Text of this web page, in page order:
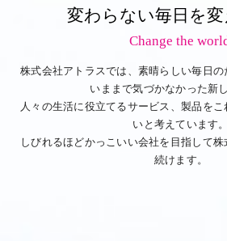
変わらない毎日を変
Change the
株式会社アトラスでは、素晴らしい毎日の
いままで気づかなかった新
人々の生活に役立てるサービス、製品を
いと考えています。
しびれるほどかっこいい会社を目指して
続けます。